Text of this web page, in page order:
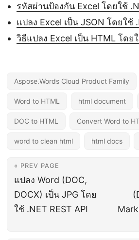
รหัสผ่านป้องกัน Excel โดยใช้
แปลง Excel เป็น JSON โดยใช้
วิธีแปลง Excel เป็น HTML โดย
Aspose.Words Cloud Product Family
Word to HTML html document
DOC to HTML Convert Word to
word to clean html html docs
« PREV PAGE
แปลง Word (DOC,
DOCX) เป็น JPG โดย
ใช้ .NET REST API